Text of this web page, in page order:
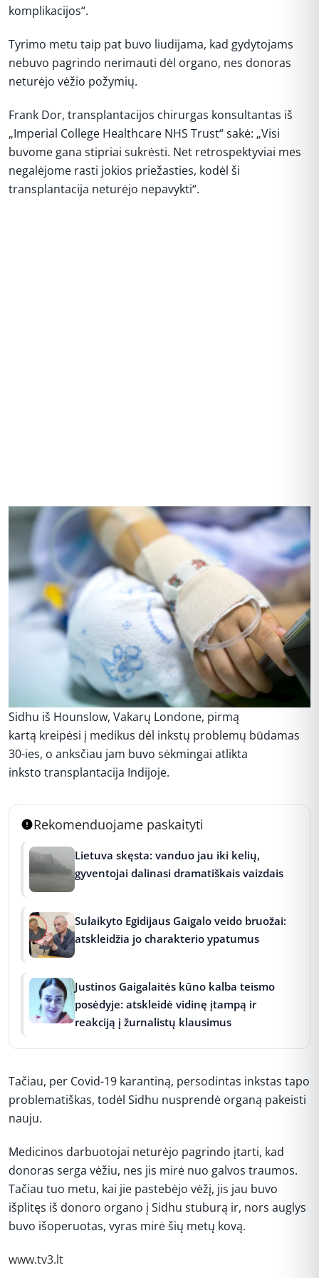
komplikacijos“.
Tyrimo metu taip pat buvo liudijama, kad gydytojams
nebuvo pagrindo nerimauti dėl organo, nes donoras
neturėjo vėžio požymių.
Frank Dor, transplantacijos chirurgas konsultantas iš
„Imperial College Healthcare NHS Trust“ sakė: „Visi
buvome gana stipriai sukrėsti. Net retrospektyviai mes
negalėjome rasti jokios priežasties, kodėl ši
transplantacija neturėjo nepavykti“.
Sidhu iš Hounslow, Vakarų Londone, pirmą
kartą kreipėsi į medikus dėl inkstų problemų būdamas
30-ies, o anksčiau jam buvo sėkmingai atlikta
inksto transplantacija Indijoje.
Rekomenduojame paskaityti
Lietuva skęsta: vanduo jau iki kelių,
gyventojai dalinasi dramatiškais vaizdais
Sulaikyto Egidijaus Gaigalo veido bruožai:
atskleidžia jo charakterio ypatumus
Justinos Gaigalaitės kūno kalba teismo
posėdyje: atskleidė vidinę įtampą ir
reakciją į žurnalistų klausimus
Tačiau, per Covid-19 karantiną, persodintas inkstas tapo
problematiškas, todėl Sidhu nusprendė organą pakeisti
nauju.
Medicinos darbuotojai neturėjo pagrindo įtarti, kad
donoras serga vėžiu, nes jis mirė nuo galvos traumos.
Tačiau tuo metu, kai jie pastebėjo vėžį, jis jau buvo
išplitęs iš donoro organo į Sidhu stuburą ir, nors auglys
buvo išoperuotas, vyras mirė šių metų kovą.
www.tv3.lt